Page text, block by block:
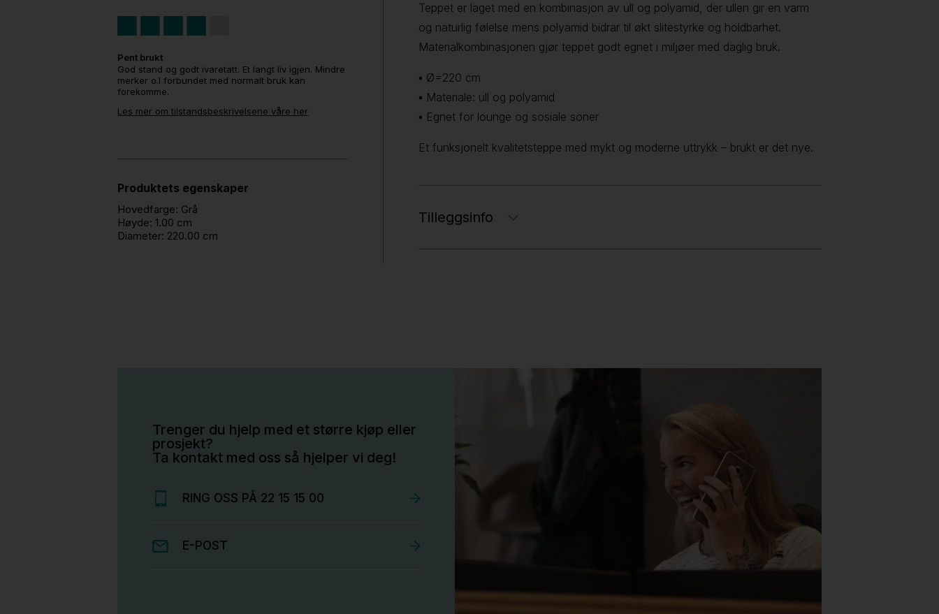
Pent brukt
God stand og godt ivaretatt. Et langt liv igjen. Mindre
merker o.l forbundet med normalt bruk kan
forekomme.
Les mer om tilstandsbeskrivelsene våre her
Produktets egenskaper
Hovedfarge: Grå
Høyde: 1.00 cm
Diameter: 220.00 cm
Teppet er laget med en kombinasjon av ull og polyamid, der ullen gir en varm
og naturlig følelse mens polyamid bidrar til økt slitestyrke og holdbarhet.
Materialkombinasjonen gjør teppet godt egnet i miljøer med daglig bruk.
▪ Ø=220 cm
▪ Materiale: ull og polyamid
▪ Egnet for lounge og sosiale soner
Et funksjonelt kvalitetsteppe med mykt og moderne uttrykk – brukt er det nye.
Tilleggsinfo
Trenger du hjelp med et større kjøp eller
prosjekt?
Ta kontakt med oss så hjelper vi deg!
RING OSS PÅ 22 15 15 00
E-POST